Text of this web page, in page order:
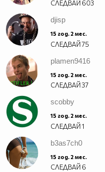
СЛЕДВАЙ 603
djisp
15 год. 2 мес.
СЛЕДВАЙ75
plamen9416
15 год. 2 мес.
СЛЕДВАЙ37
scobby
15 год. 2 мес.
СЛЕДВАЙ1
b3as7ch0
15 год. 2 мес.
СЛЕДВАЙ 6